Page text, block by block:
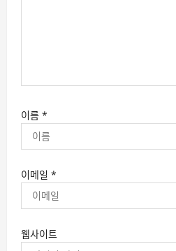
이름 *
이메일 *
웹사이트